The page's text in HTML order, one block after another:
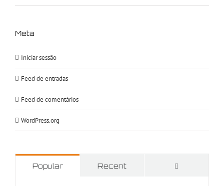
Meta
Iniciar sessão
Feed de entradas
Feed de comentários
WordPress.org
Popular Recent